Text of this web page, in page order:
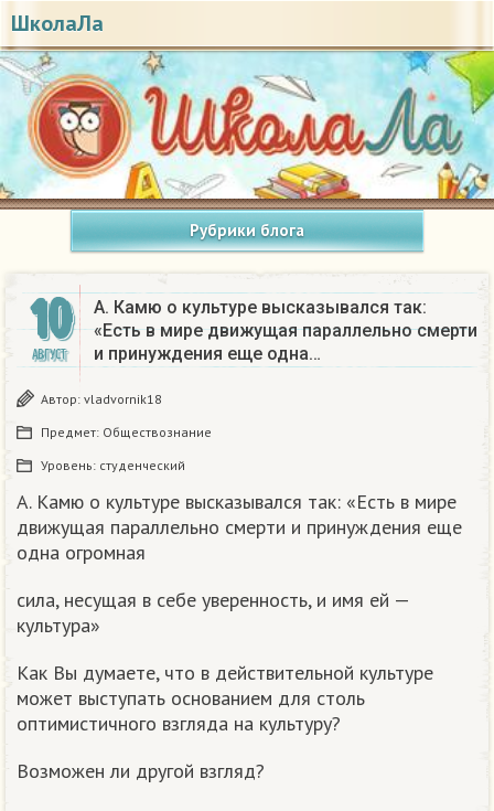
ШколаЛа
Рубрики блога
10
АВГУСТ
А. Камю о культуре высказывался так:
«Есть в мире движущая параллельно смерти
и принуждения еще одна…
Автор: vladvornik18
Предмет: Обществознание
Уровень: студенческий
А. Камю о культуре высказывался так: «Есть в мире
движущая параллельно смерти и принуждения еще
одна огромная
сила, несущая в себе уверенность, и имя ей —
культура»
Как Вы думаете, что в действительной культуре
может выступать основанием для столь
оптимистичного взгляда на культуру?
Возможен ли другой взгляд?